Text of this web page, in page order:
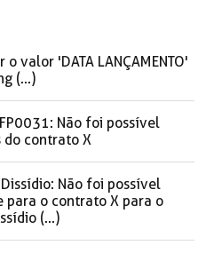
valor 'DATA LANÇAMENTO'
(...)
Não foi possível
do contrato X
Não foi possível
para o contrato X para o
(...)